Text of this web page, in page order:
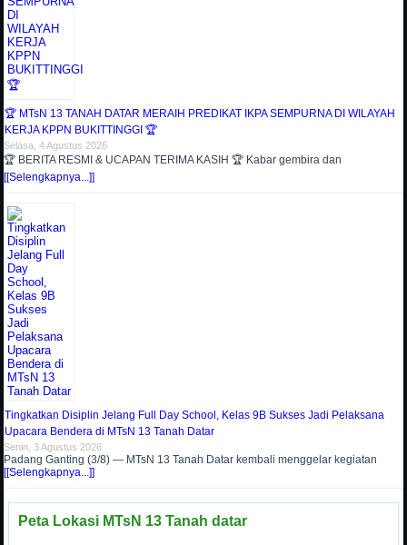
🏆 MTsN 13 TANAH DATAR MERAIH PREDIKAT IKPA SEMPURNA DI WILAYAH
KERJA KPPN BUKITTINGGI 🏆
Selasa, 4 Agustus 2026
🏆 BERITA RESMI & UCAPAN TERIMA KASIH 🏆 Kabar gembira dan
[[Selengkapnya...]]
Tingkatkan Disiplin Jelang Full Day School, Kelas 9B Sukses Jadi Pelaksana
Upacara Bendera di MTsN 13 Tanah Datar
Senin, 3 Agustus 2026
Padang Ganting (3/8) — MTsN 13 Tanah Datar kembali menggelar kegiatan
[[Selengkapnya...]]
Peta Lokasi MTsN 13 Tanah datar